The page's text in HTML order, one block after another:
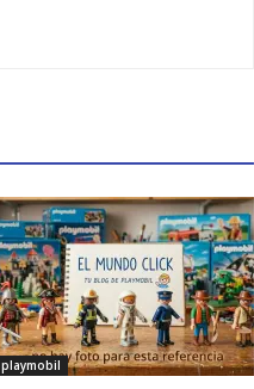
playmobil